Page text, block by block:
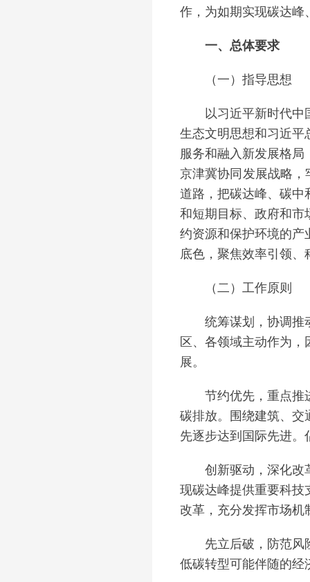
作，为如期实现碳达峰
一、总体要求
（一）指导思想
以习近平新时代中国
生态文明思想和习近平
服务和融入新发展格
京津冀协同发展战略，
道路，把碳达峰、碳中
和短期目标、政府和市
约资源和保护环境的产
底色，聚焦效率引领
（二）工作原则
统筹谋划，协调推动
区、各领域主动作为
展。
节约优先，重点推进
碳排放。围绕建筑、交
先逐步达到国际先进
创新驱动，深化改革
现碳达峰提供重要科技
改革，充分发挥市场机
先立后破，防范风险
低碳转型可能伴随的经